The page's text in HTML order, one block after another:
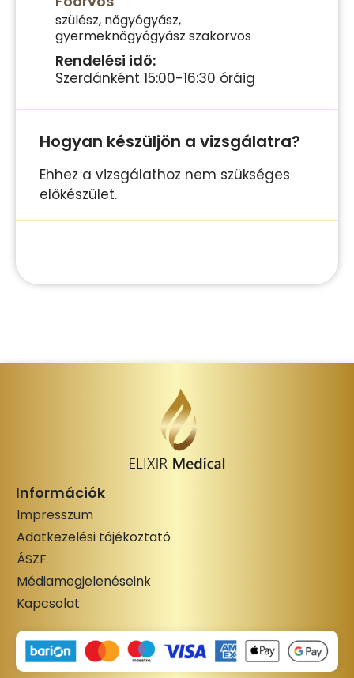
szülész, nőgyógyász,
gyermeknőgyógyász szakorvos
Rendelési idő:
Szerdánként 15:00-16:30 óráig
Hogyan készüljön a vizsgálatra?
Ehhez a vizsgálathoz nem szükséges
előkészület.
Információk
Impresszum
Adatkezelési tájékoztató
ÁSZF
Médiamegjelenéseink
Kapcsolat